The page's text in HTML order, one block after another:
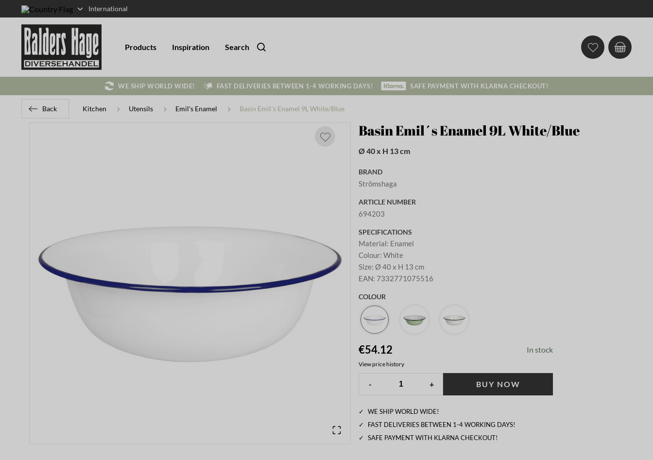
International
Products Inspiration Search
WE SHIP WORLD WIDE! FAST DELIVERIES BETWEEN 1-4 WORKING DAYS! SAFE PAYMENT WITH KLARNA CHECKOUT!
Back Kitchen Utensils Emil's Enamel Basin Emil´s Enamel 9L White/Blue
Basin Emil´s Enamel 9L White/Blue
Ø 40 x H 13 cm
BRAND
Strömshaga
ARTICLE NUMBER
694203
SPECIFICATIONS
Material: Enamel
Colour:White
Size:Ø 40 x H 13 cm
EAN: 7332771075516
COLOUR
€54.12 In stock
View price history
- + BUY NOW
✓
WE SHIP WORLD WIDE!
✓
FAST DELIVERIES BETWEEN 1-4 WORKING DAYS!
✓
SAFE PAYMENT WITH KLARNA CHECKOUT!